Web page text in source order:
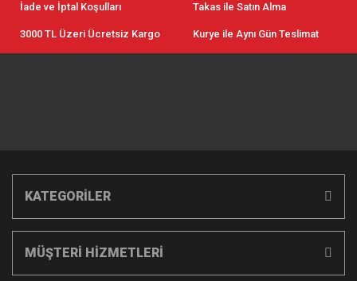
İade ve İptal Koşulları Takas ile Satın Alma
3000 TL Üzeri Ücretsiz Kargo Kurye ile Aynı Gün Teslimat
KATEGORİLER
MÜŞTERİ HİZMETLERİ